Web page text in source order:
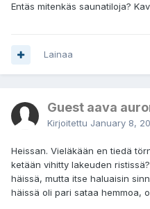
Entäs mitenkäs saunatiloja?
Lainaa
Guest aava
Kirjoitettu January 8,
Heissan. Vieläkään en tiedä
ketään vihitty lakeuden
häissä, mutta itse haluaisin
häissä oli pari sataa hemmoa,